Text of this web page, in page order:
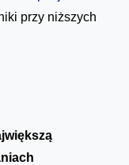
przy niższych